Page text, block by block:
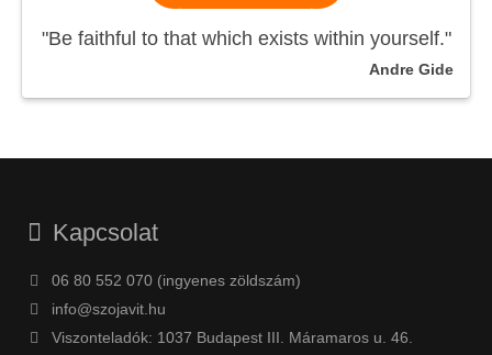
"Be faithful to that which exists within yourself."
Andre Gide
Kapcsolat
06 80 552 070 (ingyenes zöldszám)
info@szojavit.hu
Viszonteladók: 1037 Budapest III. Máramaros u. 46.